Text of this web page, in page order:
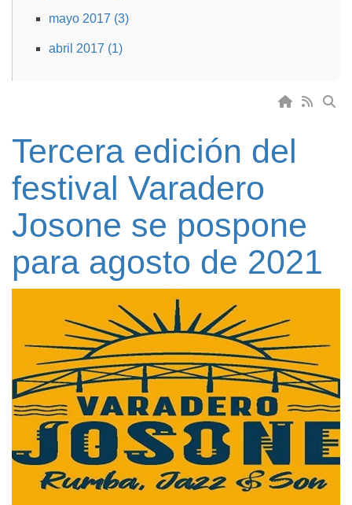
mayo 2017 (3)
abril 2017 (1)
Tercera edición del
festival Varadero
Josone se pospone
para agosto de 2021